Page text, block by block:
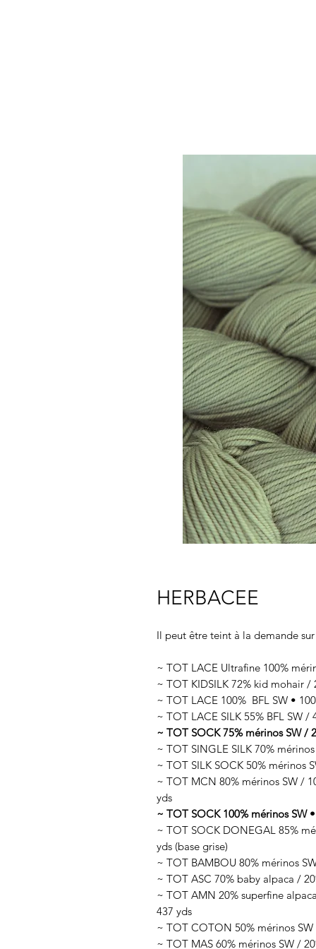
HERBACEE
Il peut être teint à la demande
~ TOT LACE Ultrafine 100%
~ TOT KIDSILK 72% kid mohair /
~ TOT LACE 100% BFL SW •
~ TOT LACE SILK 55% BFL SW
~ TOT SOCK 75% mérinos SW /
~ TOT SINGLE SILK 70%
~ TOT SILK SOCK 50% mérinos
~ TOT MCN 80% mérinos SW /
yds
~ TOT SOCK 100% mérinos SW
~ TOT SOCK DONEGAL 85%
yds (base grise)
~ TOT BAMBOU 80% mérinos
~ TOT ASC 70% baby alpaca /
~ TOT AMN 20% superfine
437 yds
~ TOT COTON 50% mérinos
~ TOT MAS 60% mérinos SW /